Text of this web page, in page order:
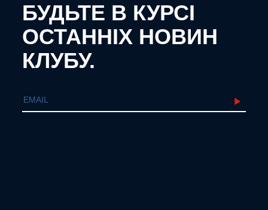
БУДЬТЕ В КУРСІ
ОСТАННІХ НОВИН
КЛУБУ.